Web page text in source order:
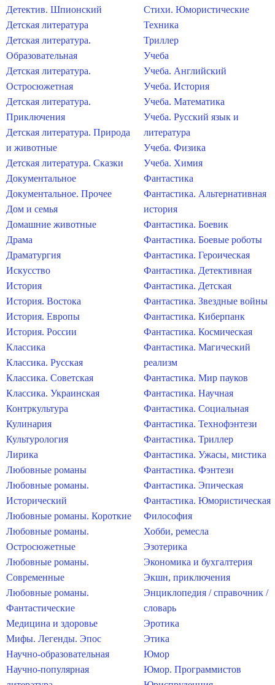
Детектив. Шпионский
Детская литература
Детская литература.
Образовательная
Детская литература.
Остросюжетная
Детская литература.
Приключения
Детская литература. Природа
и животные
Детская литература. Сказки
Документальное
Документальное. Прочее
Дом и семья
Домашние животные
Драма
Драматургия
Искусство
История
История. Востока
История. Европы
История. России
Классика
Классика. Русская
Классика. Советская
Классика. Украинская
Контркультура
Кулинария
Культурология
Лирика
Любовные романы
Любовные романы.
Исторический
Любовные романы. Короткие
Любовные романы.
Остросюжетные
Любовные романы.
Современные
Любовные романы.
Фантастические
Медицина и здоровье
Мифы. Легенды. Эпос
Научно-образовательная
Научно-популярная
Стихи. Юмористические
Техника
Триллер
Учеба
Учеба. Английский
Учеба. История
Учеба. Математика
Учеба. Русский язык и
литература
Учеба. Физика
Учеба. Химия
Фантастика
Фантастика. Альтернативная
история
Фантастика. Боевик
Фантастика. Боевые роботы
Фантастика. Героическая
Фантастика. Детективная
Фантастика. Детская
Фантастика. Звездные войны
Фантастика. Киберпанк
Фантастика. Космическая
Фантастика. Магический
реализм
Фантастика. Мир пауков
Фантастика. Научная
Фантастика. Социальная
Фантастика. Технофэнтези
Фантастика. Триллер
Фантастика. Ужасы, мистика
Фантастика. Фэнтези
Фантастика. Эпическая
Фантастика. Юмористическая
Философия
Хобби, ремесла
Эзотерика
Экономика и бухгалтерия
Экшн, приключения
Энциклопедия / справочник /
словарь
Эротика
Этика
Юмор
Юмор. Программистов